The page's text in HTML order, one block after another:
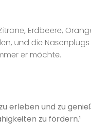
Erdbeere,
und die
er möchte.
erleben und zu
zu fördern.¹